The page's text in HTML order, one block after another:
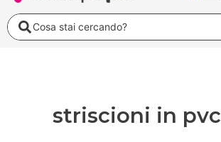
Search
striscioni in pvc